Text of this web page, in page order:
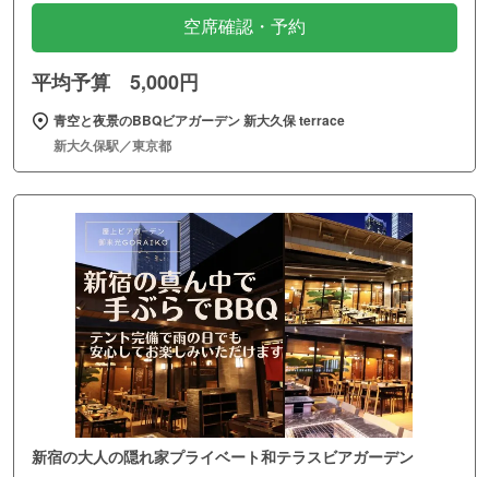
空席確認・予約
平均予算 5,000円
青空と夜景のBBQビアガーデン 新大久保 terrace
新大久保駅／東京都
新宿の大人の隠れ家プライベート和テラスビアガーデン